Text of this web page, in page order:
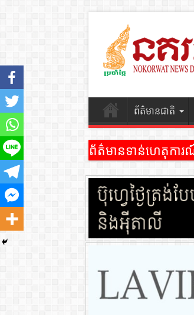
ព័ត៌មានជាតិ
ព័ត៌មានទាន់ហេតុការ